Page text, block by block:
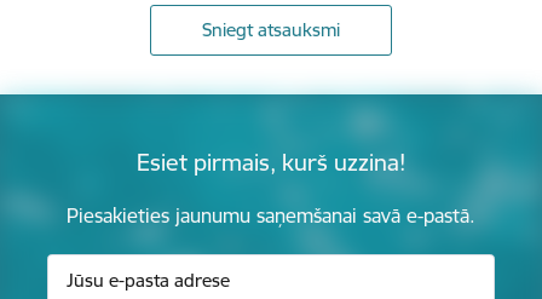
Sniegt atsauksmi
Esiet pirmais, kurš uzzina!
Piesakieties jaunumu saņemšanai savā e-pastā.